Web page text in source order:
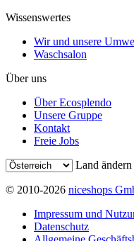
Wissenswertes
Wir und unsere
Waschsalon
Über uns
Über Ecosplendo
Unsere Gruppe
Kontakt
Freie Jobs
Land ändern
© 2010-2026 niceshops
Impressum und
Datenschutz